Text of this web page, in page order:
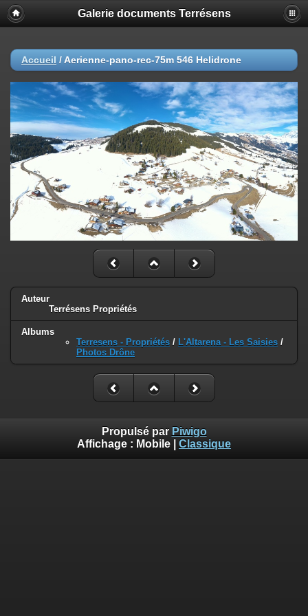
Galerie documents Terrésens
Accueil / Aerienne-pano-rec-75m 546 Helidrone
Auteur
Terrésens Propriétés
Albums
Terresens - Propriétés / L'Altarena - Les Saisies /
Photos Drône
Propulsé par Piwigo
Affichage : Mobile Classique